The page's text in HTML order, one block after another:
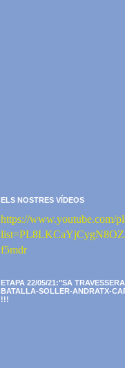
ELS NOSTRES VÍDEOS
https://www.youtube.com/
f5mdr
ETAPA 22/05/21:"SA
BATALLA-SOLLER-ANDRATX-
!!!